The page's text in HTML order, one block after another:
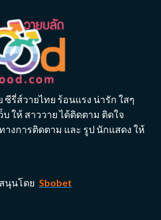
ซีรี่ส์วายไทย ร้อนแรง น่ารัก ใสๆ
ให้ สาววาย ได้ติดตาม ติดใจ
งการติดตาม และ รูป นักแสดง ให้
นุนโดย Sbobet